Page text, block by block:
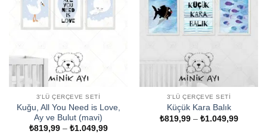
3'LÜ ÇERÇEVE SETI
Kuğu, All You Need is Love,
Ay ve Bulut (mavi)
₺819,99 – ₺1.049,99Fiyat
3'LÜ ÇERÇEVE SETI
Küçük Kara Balık
₺819,99 – ₺1.049,99Fiyat